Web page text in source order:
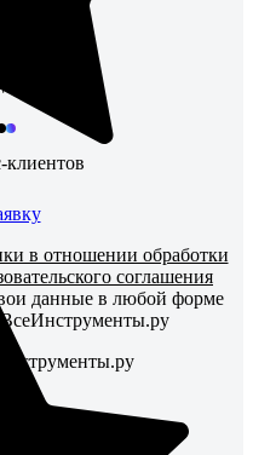
клиентов
в отношении обработки
соглашения
данные в любой форме
ВсеИнструменты.ру